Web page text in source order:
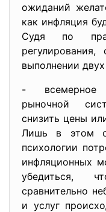
ожиданий
как инфляция
Судя по
выполнении
- всемерное
рыночной
снизить цены
Лишь в этом
психологии
инфляционных
убедиться,
сравнительно
и услуг